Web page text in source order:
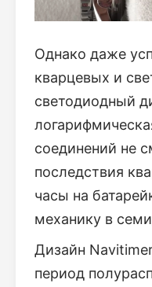
Однако даже
кварцевых и
светодиодный
соединений не
последствия
часы на
механику в
Дизайн
период